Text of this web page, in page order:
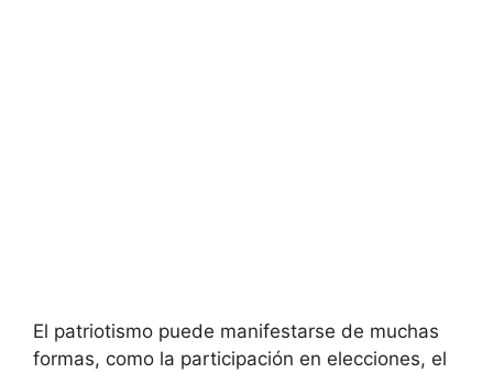
El patriotismo puede manifestarse de muchas
formas, como la participación en elecciones, el